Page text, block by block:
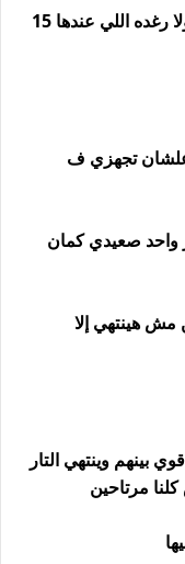
عامر. بجوز مين هنا اللي عندها 13 سنه ولا رغده اللي عندها 15
علشان تجهزي ف
واحد صعيدي كمان
مش هينتهي إلا
بينهم وينتهي التار
مرتاحين